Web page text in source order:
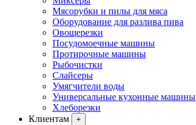
Мясорубки и пилы для мяса
Оборудование для разлива пива
Овощерезки
Посудомоечные машины
Протирочные машины
Рыбочистки
Слайсеры
Умягчители воды
Универсальные кухонные машины
Хлеборезки
Клиентам
+